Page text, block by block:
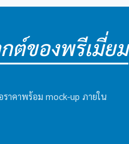
กต์ของพรีเมี่ยม
ราคาพร้อม mock-up ภายใน